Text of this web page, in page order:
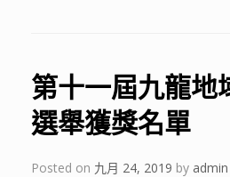
b
o
o
A
p
er e
第十一屆九龍地
選舉獲獎名單
Posted on 九月 24, 2019 by admin